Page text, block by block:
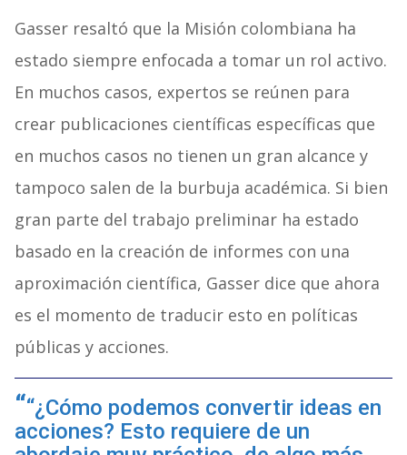
Gasser resaltó que la Misión colombiana ha
estado siempre enfocada a tomar un rol activo.
En muchos casos, expertos se reúnen para
crear publicaciones científicas específicas que
en muchos casos no tienen un gran alcance y
tampoco salen de la burbuja académica. Si bien
gran parte del trabajo preliminar ha estado
basado en la creación de informes con una
aproximación científica, Gasser dice que ahora
es el momento de traducir esto en políticas
públicas y acciones.
“¿Cómo podemos convertir ideas en
acciones? Esto requiere de un